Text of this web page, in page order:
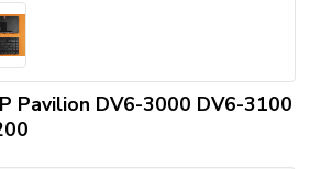
Pavilion DV6-3000 DV6-3100